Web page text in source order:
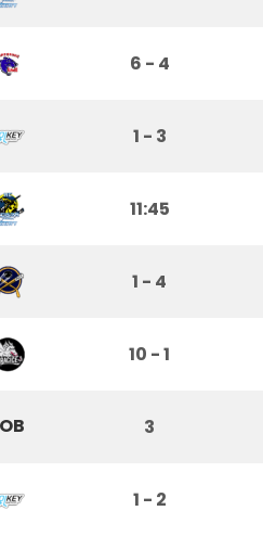
6 - 4
1 - 3
11:45
1 - 4
10 - 1
3
1 - 2